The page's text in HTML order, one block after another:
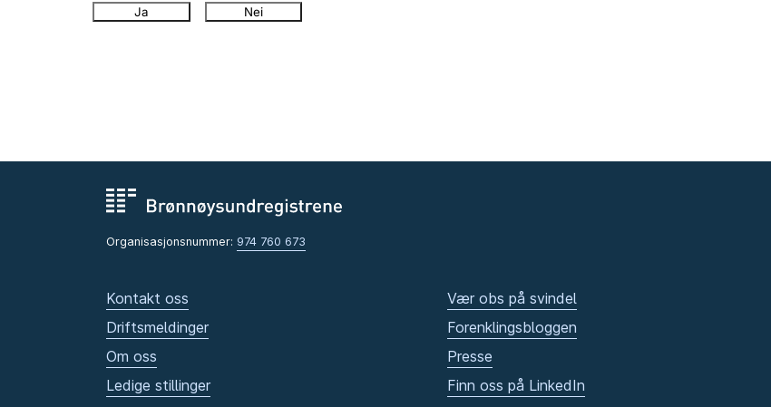
Ja Nei
Organisasjonsnummer: 974 760 673
Kontakt oss
Driftsmeldinger
Om oss
Ledige stillinger
Vær obs på svindel
Forenklingsbloggen
Presse
Finn oss på LinkedIn